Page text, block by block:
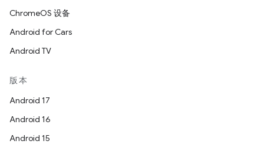
ChromeOS 设备
Android for Cars
Android TV
版本
Android 17
Android 16
Android 15